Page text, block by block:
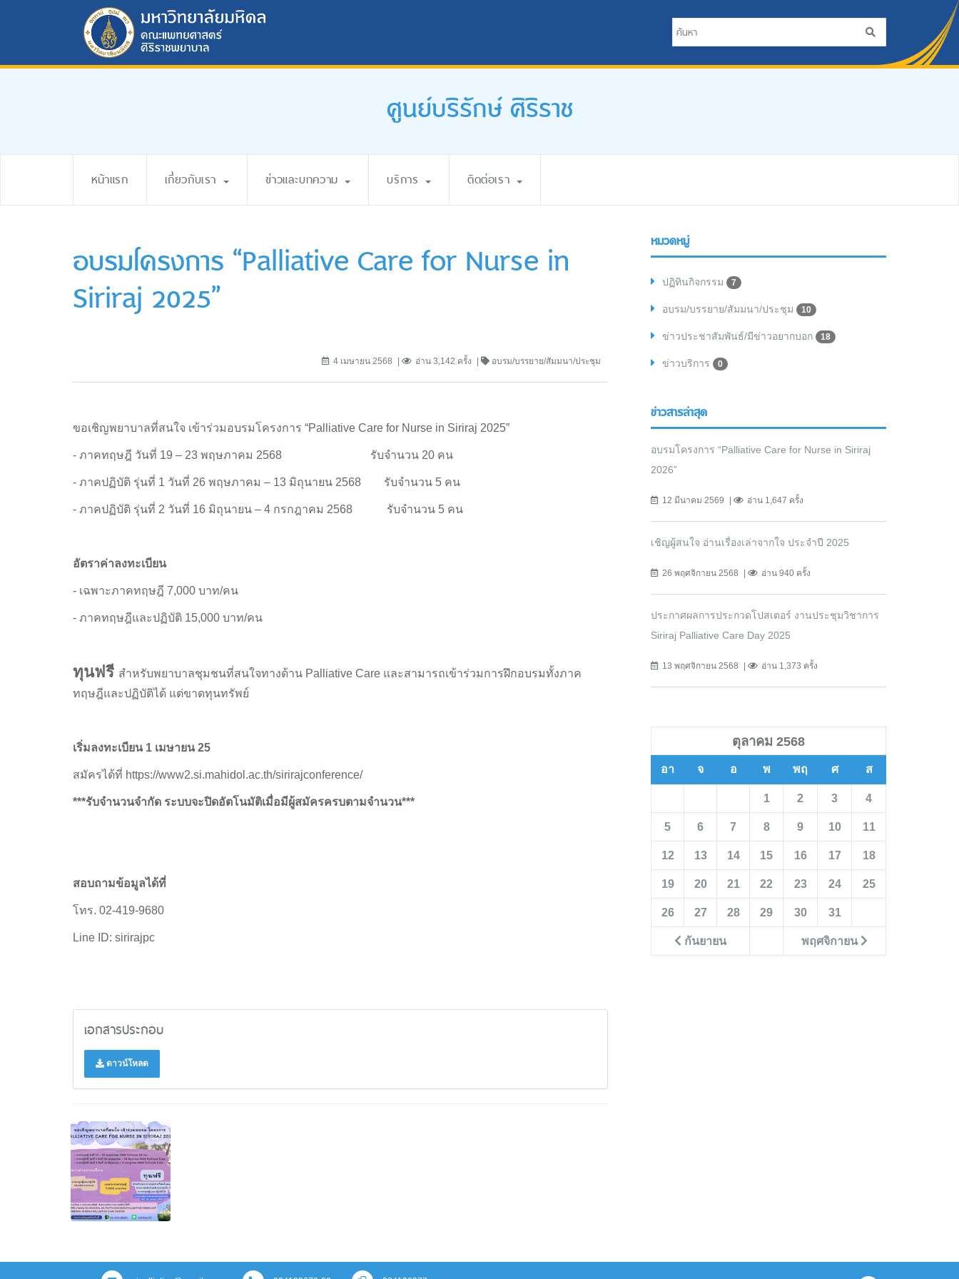
ศูนย์บริรักษ์ ศิริราช
หน้าแรก เกี่ยวกับเรา ข่าวและบทความ บริการ ติดต่อเรา
อบรมโครงการ “Palliative Care for Nurse in
Siriraj 2025”
4 เมษายน 2568 อ่าน 3,142 ครั้ง อบรม/บรรยาย/สัมมนา/ประชุม
ขอเชิญพยาบาลที่สนใจ เข้าร่วมอบรมโครงการ “Palliative Care for Nurse in Siriraj 2025”
- ภาคทฤษฎี วันที่ 19 – 23 พฤษภาคม 2568 รับจำนวน 20 คน
- ภาคปฏิบัติ รุ่นที่ 1 วันที่ 26 พฤษภาคม – 13 มิถุนายน 2568 รับจำนวน 5 คน
- ภาคปฏิบัติ รุ่นที่ 2 วันที่ 16 มิถุนายน – 4 กรกฎาคม 2568 รับจำนวน 5 คน
อัตราค่าลงทะเบียน
- เฉพาะภาคทฤษฎี 7,000 บาท/คน
- ภาคทฤษฎีและปฏิบัติ 15,000 บาท/คน
ทุนฟรี สำหรับพยาบาลชุมชนที่สนใจทางด้าน Palliative Care และสามารถเข้าร่วมการฝึกอบรมทั้งภาค
ทฤษฎีและปฏิบัติได้ แต่ขาดทุนทรัพย์
เริ่มลงทะเบียน 1 เมษายน 25
สมัครได้ที่ https://www2.si.mahidol.ac.th/sirirajconference/
***รับจำนวนจำกัด ระบบจะปิดอัตโนมัติเมื่อมีผู้สมัครครบตามจำนวน***
สอบถามข้อมูลได้ที่
โทร. 02-419-9680
Line ID: sirirajpc
เอกสารประกอบ
ดาวน์โหลด
หมวดหมู่
ปฏิทินกิจกรรม 7
อบรม/บรรยาย/สัมมนา/ประชุม 10
ข่าวประชาสัมพันธ์/มีข่าวอยากบอก 18
ข่าวบริการ 0
ข่าวสารล่าสุด
อบรมโครงการ “Palliative Care for Nurse in Siriraj
2026”
12 มีนาคม 2569 อ่าน 1,647 ครั้ง
เชิญผู้สนใจ อ่านเรื่องเล่าจากใจ ประจำปี 2025
26 พฤศจิกายน 2568 อ่าน 940 ครั้ง
ประกาศผลการประกวดโปสเตอร์ งานประชุมวิชาการ
Siriraj Palliative Care Day 2025
13 พฤศจิกายน 2568 อ่าน 1,373 ครั้ง
ตุลาคม 2568
อา จ อ พ พฤ ศ ส
กันยายน พฤศจิกายน
1 2 3 4
5 6 7 8 9 10 11
12 13 14 15 16 17 18
19 20 21 22 23 24 25
26 27 28 29 30 31